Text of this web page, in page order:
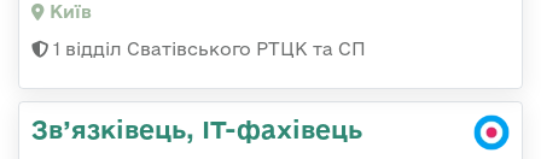
Київ
1 відділ Сватівського РТЦК та СП
Зв’язківець, ІТ-фахівець